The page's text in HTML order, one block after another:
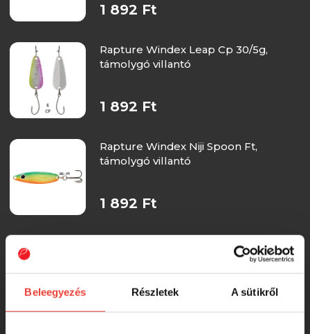
Beleegyezés Részletek A sütikről
1 892 Ft
Rapture Windex Leap Cp 30/5g,
támolygó villantó
1 892 Ft
Rapture Windex Niji Spoon Ft,
támolygó villantó
1 892 Ft
Rapture Windex Leap OR 30/5g,
1 892 Ft